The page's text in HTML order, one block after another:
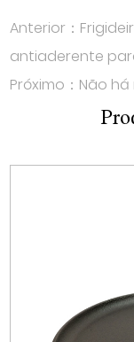
Anterior：
antiaderente
Próximo：Não